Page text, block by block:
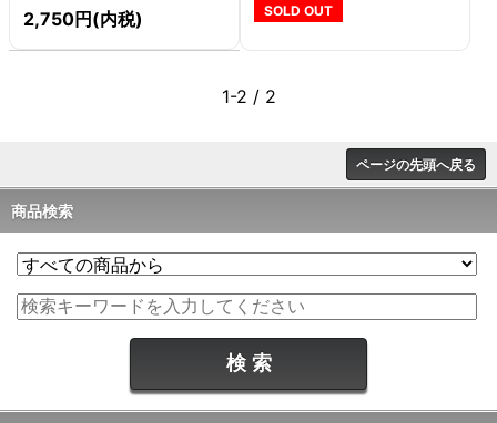
blk
2,750円(内税)
wht
SOLD OUT
1-2 / 2
ページの先頭へ戻る
商品検索